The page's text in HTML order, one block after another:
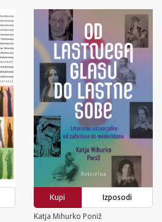
Kupi
Izposodi
Katja Mihurko Poniž